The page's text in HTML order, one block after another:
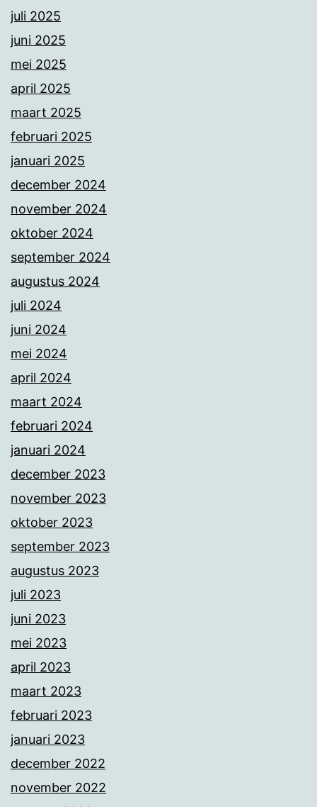
juli 2025
juni 2025
mei 2025
april 2025
maart 2025
februari 2025
januari 2025
december 2024
november 2024
oktober 2024
september 2024
augustus 2024
juli 2024
juni 2024
mei 2024
april 2024
maart 2024
februari 2024
januari 2024
december 2023
november 2023
oktober 2023
september 2023
augustus 2023
juli 2023
juni 2023
mei 2023
april 2023
maart 2023
februari 2023
januari 2023
december 2022
november 2022